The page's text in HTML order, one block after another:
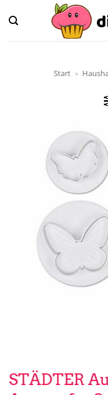
Inhalt
springen
Start »
STÄDTER